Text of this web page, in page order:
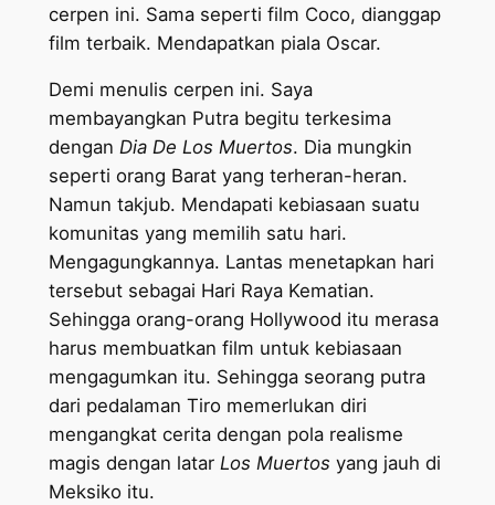
cerpen ini. Sama seperti film Coco, dianggap
film terbaik. Mendapatkan piala Oscar.
Demi menulis cerpen ini. Saya
membayangkan Putra begitu terkesima
dengan Dia De Los Muertos. Dia mungkin
seperti orang Barat yang terheran-heran.
Namun takjub. Mendapati kebiasaan suatu
komunitas yang memilih satu hari.
Mengagungkannya. Lantas menetapkan hari
tersebut sebagai Hari Raya Kematian.
Sehingga orang-orang Hollywood itu merasa
harus membuatkan film untuk kebiasaan
mengagumkan itu. Sehingga seorang putra
dari pedalaman Tiro memerlukan diri
mengangkat cerita dengan pola realisme
magis dengan latar Los Muertos yang jauh di
Meksiko itu.